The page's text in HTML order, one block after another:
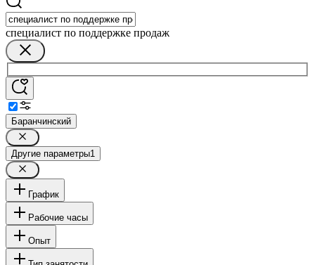
специалист по поддержке продаж
Баранчинский
Другие параметры1
График
Рабочие часы
Опыт